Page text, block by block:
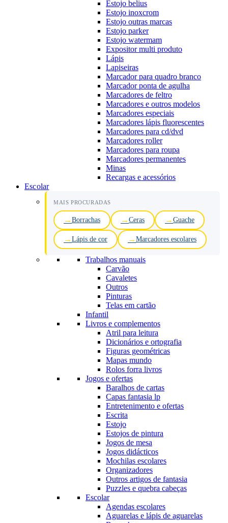
Estojo belius
Estojo inoxcrom
Estojo outras marcas
Estojo parker
Estojo watermam
Expositor multi produto
Lápis
Lapiseiras
Marcador para quadro branco
Marcador ponta de agulha
Marcadores de feltro
Marcadores e outros modelos
Marcadores especiais
Marcadores lápis fluorescentes
Marcadores para cd/dvd
Marcadores roller
Marcadores para roupa
Marcadores permanentes
Minas
Recargas e acessórios
Escolar
MAIS PROCURADAS
Borrachas Ceras Guache
Lápis de cor Marcadores escolares
Trabalhos manuais
Carvão
Cavaletes
Outros
Pinturas
Telas em cartão
Infantil
Livros e complementos
Atril para leitura
Dicionários e ortografia
Figuras geométricas
Mapas mundo
Rolos forra livros
Jogos e ofertas
Baralhos de cartas
Capas fantasia lp
Entretenimento e ofertas
Escrita
Estojo
Estojos de pintura
Jogos de mesa
Jogos didácticos
Mochilas escolares
Organizadores
Outros artigos de fantasia
Puzzles e quebra cabeças
Escolar
Agendas escolares
Aguarelas e lápis de aguarelas